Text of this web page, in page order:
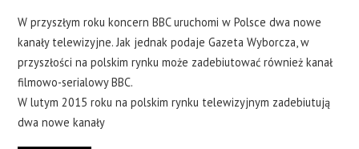
W przyszłym roku koncern BBC uruchomi w Polsce dwa nowe
kanały telewizyjne. Jak jednak podaje Gazeta Wyborcza, w
przyszłości na polskim rynku może zadebiutować również kanał
filmowo-serialowy BBC.
W lutym 2015 roku na polskim rynku telewizyjnym zadebiutują
dwa nowe kanały